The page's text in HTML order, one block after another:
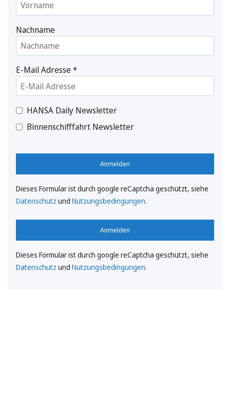
Nachname
E-Mail Adresse*
HANSA Daily Newsletter
Binnenschifffahrt Newsletter
Anmelden
Dieses Formular ist durch google reCaptcha geschützt, siehe
Datenschutz und Nutzungsbedingungen.
Anmelden
Dieses Formular ist durch google reCaptcha geschützt, siehe
Datenschutz und Nutzungsbedingungen.